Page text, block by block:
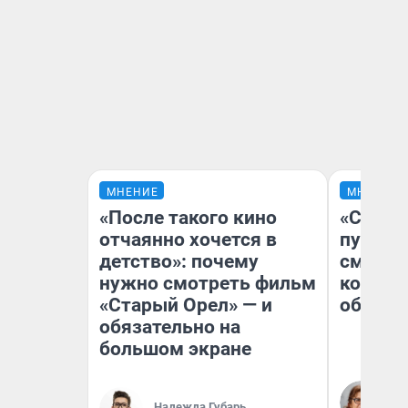
МНЕНИЕ
«После такого кино
отчаянно хочется в
детство»: почему
нужно смотреть фильм
«Старый Орел» — и
обязательно на
большом экране
МНЕНИЕ